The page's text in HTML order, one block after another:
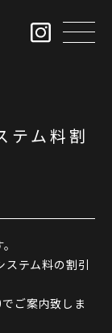
テム料割
ステム料の割引
ご案内致しま